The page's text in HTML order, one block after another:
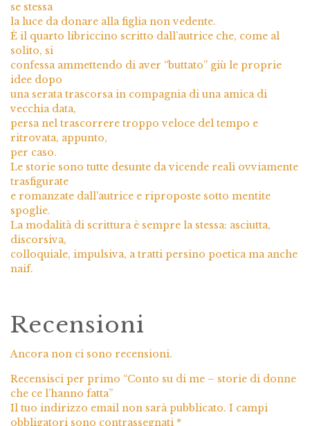
se stessa
la luce da donare alla figlia non vedente.
È il quarto libriccino scritto dall’autrice che, come al
solito, si
confessa ammettendo di aver “buttato” giù le proprie
idee dopo
una serata trascorsa in compagnia di una amica di
vecchia data,
persa nel trascorrere troppo veloce del tempo e
ritrovata, appunto,
per caso.
Le storie sono tutte desunte da vicende reali ovviamente
trasfigurate
e romanzate dall’autrice e riproposte sotto mentite
spoglie.
La modalità di scrittura è sempre la stessa: asciutta,
discorsiva,
colloquiale, impulsiva, a tratti persino poetica ma anche
naif.
Recensioni
Ancora non ci sono recensioni.
Recensisci per primo “Conto su di me – storie di donne
che ce l’hanno fatta”
Il tuo indirizzo email non sarà pubblicato. I campi
obbligatori sono contrassegnati *